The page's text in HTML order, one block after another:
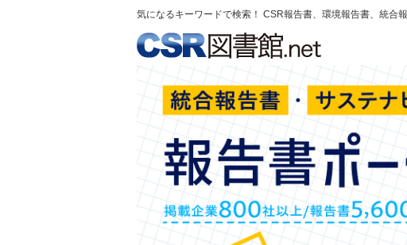
気になるキーワードで検索！ CSR報告書、環境報告書、統合